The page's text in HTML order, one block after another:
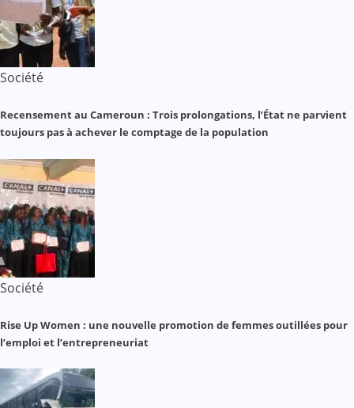
Société
Recensement au Cameroun : Trois prolongations, l’État ne parvient
toujours pas à achever le comptage de la population
Société
Rise Up Women : une nouvelle promotion de femmes outillées pour
l’emploi et l’entrepreneuriat